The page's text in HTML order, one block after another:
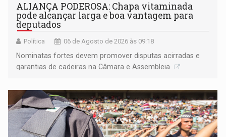
ALIANÇA PODEROSA: Chapa vitaminada
pode alcançar larga e boa vantagem para
deputados
Política 06 de Agosto de 2026 às 09:18
Nominatas fortes devem promover disputas acirradas e
garantias de cadeiras na Câmara e Assembleia